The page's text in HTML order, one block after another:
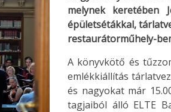
melynek keretében
épületsétákkal,
restaurátorműhely-
A könyvkötő és
emlékkiállítás
és nagyokat már
tagjaiból álló ELTE